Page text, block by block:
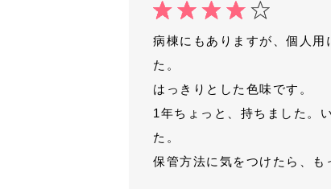
病棟にもありますが、個人
た。
はっきりとした色味です。
1年ちょっと、持ちました。
た。
保管方法に気をつけたら、も